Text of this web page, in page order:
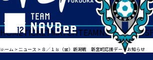
HOMETICKETMATCHTEAMNEWSGOODS
ホーム >ニュース > ８／１８（金）新潟戦 新宮町応援デーのお知らせ